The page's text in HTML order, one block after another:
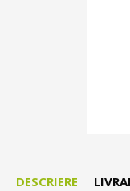
DESCRIERE